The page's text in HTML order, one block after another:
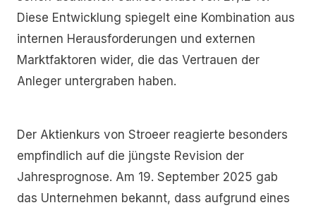
Diese Entwicklung spiegelt eine Kombination aus
internen Herausforderungen und externen
Marktfaktoren wider, die das Vertrauen der
Anleger untergraben haben.
Der Aktienkurs von Stroeer reagierte besonders
empfindlich auf die jüngste Revision der
Jahresprognose. Am 19. September 2025 gab
das Unternehmen bekannt, dass aufgrund eines